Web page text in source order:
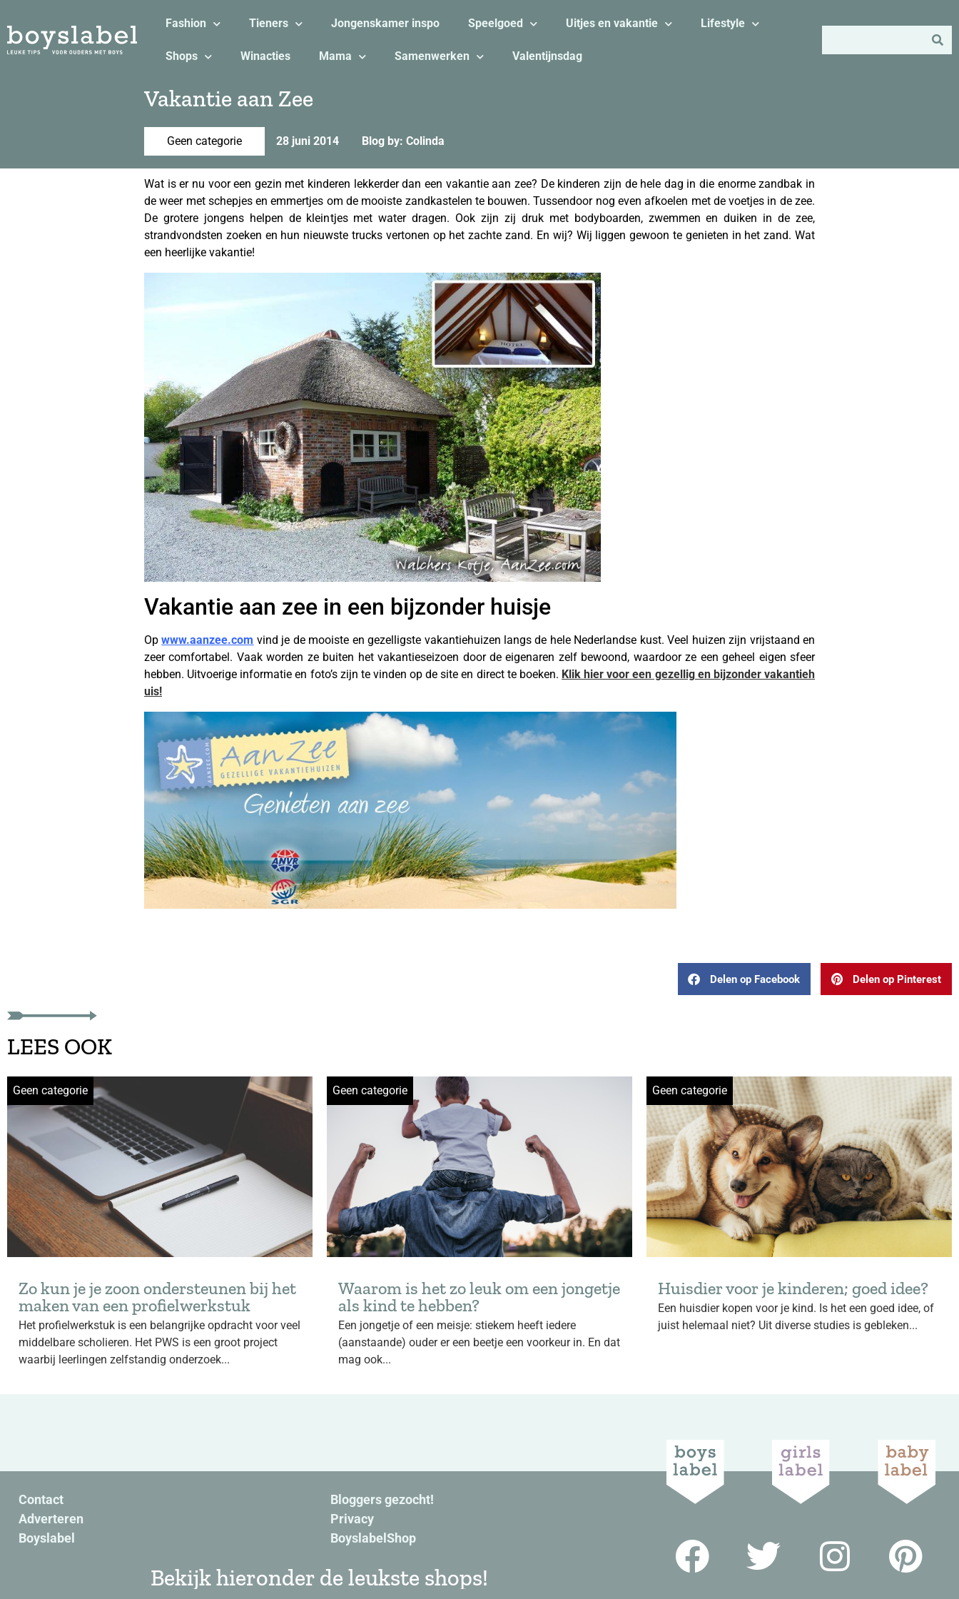
Fashion Tieners Jongenskamer inspo Speelgoed Uitjes en vakantie Lifestyle
Shops Winacties Mama Samenwerken Valentijnsdag
Vakantie aan Zee
Geen categorie 28 juni 2014 Blog by: Colinda
Wat is er nu voor een gezin met kinderen lekkerder dan een vakantie aan zee? De kinderen zijn de hele dag in die enorme zandbak in
de weer met schepjes en emmertjes om de mooiste zandkastelen te bouwen. Tussendoor nog even afkoelen met de voetjes in de zee.
De grotere jongens helpen de kleintjes met water dragen. Ook zijn zij druk met bodyboarden, zwemmen en duiken in de zee,
strandvondsten zoeken en hun nieuwste trucks vertonen op het zachte zand. En wij? Wij liggen gewoon te genieten in het zand. Wat
een heerlijke vakantie!
Vakantie aan zee in een bijzonder huisje
Opwww.aanzee.com vind je de mooiste en gezelligste vakantiehuizen langs de hele Nederlandse kust. Veel huizen zijn vrijstaand en
zeer comfortabel. Vaak worden ze buiten het vakantieseizoen door de eigenaren zelf bewoond, waardoor ze een geheel eigen sfeer
hebben. Uitvoerige informatie en foto’s zijn te vinden op de site en direct te boeken. Klik hier voor een gezellig en bijzonder vakantieh
uis!
Delen op Facebook Delen op Pinterest
LEES OOK
Geen categorie
Zo kun je je zoon ondersteunen bij het
maken van een profielwerkstuk
Het profielwerkstuk is een belangrijke opdracht voor veel
middelbare scholieren. Het PWS is een groot project
waarbij leerlingen zelfstandig onderzoek...
Geen categorie
Waarom is het zo leuk om een jongetje
als kind te hebben?
Een jongetje of een meisje: stiekem heeft iedere
(aanstaande) ouder er een beetje een voorkeur in. En dat
mag ook...
Geen categorie
Huisdier voor je kinderen; goed idee?
Een huisdier kopen voor je kind. Is het een goed idee, of
juist helemaal niet? Uit diverse studies is gebleken...
Contact
Adverteren
Boyslabel
Bloggers gezocht!
Privacy
BoyslabelShop
Bekijk hieronder de leukste shops!